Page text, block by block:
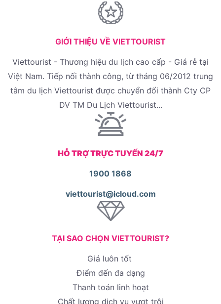
GIỚI THIỆU VỀ VIETTOURIST
Viettourist - Thương hiệu du lịch cao cấp - Giá rẻ tại
Việt Nam. Tiếp nối thành công, từ tháng 06/2012 trung
tâm du lịch Viettourist được chuyển đổi thành Cty CP
DV TM Du Lịch Viettourist...
HỖ TRỢ TRỰC TUYẾN 24/7
1900 1868
viettourist@icloud.com
TẠI SAO CHỌN VIETTOURIST?
Giá luôn tốt
Điểm đến đa dạng
Thanh toán linh hoạt
Chất lượng dịch vụ vượt trội